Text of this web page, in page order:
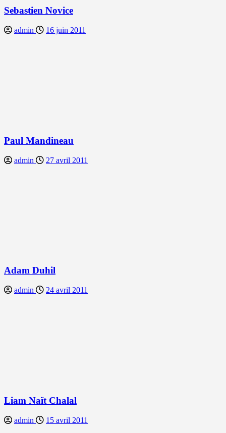
Sebastien Novice
admin 16 juin 2011
Paul Mandineau
admin 27 avril 2011
Adam Duhil
admin 24 avril 2011
Liam Naït Chalal
admin 15 avril 2011